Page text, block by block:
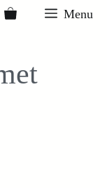
Menu